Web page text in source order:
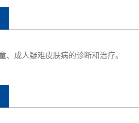
、成人疑难皮肤病的诊断和治疗。